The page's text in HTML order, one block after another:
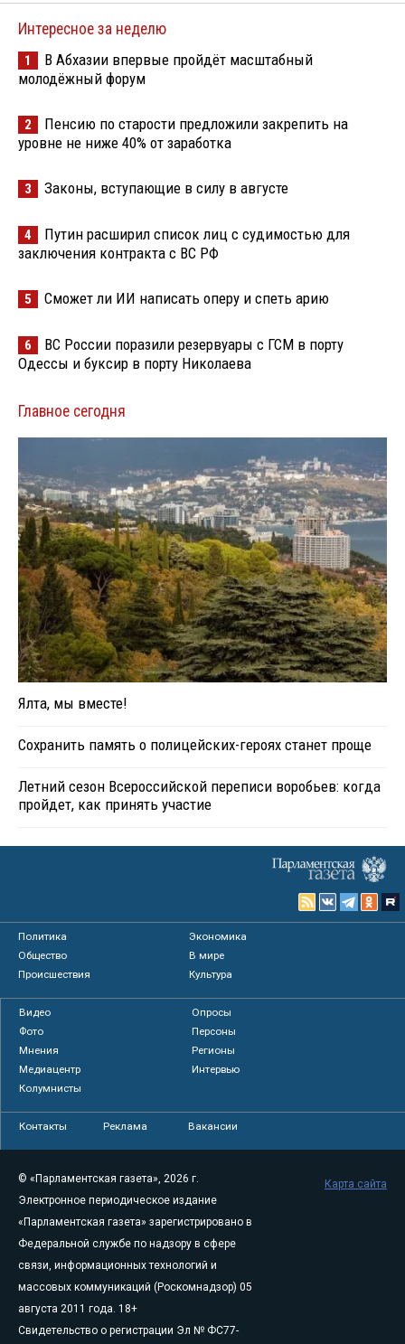
Интересное за неделю
1
В Абхазии впервые пройдёт масштабный
молодёжный форум
2
Пенсию по старости предложили закрепить на
уровне не ниже 40% от заработка
3 Законы, вступающие в силу в августе
4
Путин расширил список лиц с судимостью для
заключения контракта с ВС РФ
5 Сможет ли ИИ написать оперу и спеть арию
6
ВС России поразили резервуары с ГСМ в порту
Одессы и буксир в порту Николаева
Главное сегодня
Ялта, мы вместе!
Сохранить память о полицейских-героях станет проще
Летний сезон Всероссийской переписи воробьев: когда
пройдет, как принять участие
Политика
Экономика
Общество
В мире
Происшествия
Культура
Видео
Опросы
Фото
Персоны
Мнения
Регионы
Медиацентр
Интервью
Колумнисты
Контакты Реклама Вакансии
© «Парламентская газета», 2026 г.
Электронное периодическое издание
«Парламентская газета» зарегистрировано в
Федеральной службе по надзору в сфере
связи, информационных технологий и
массовых коммуникаций (Роскомнадзор) 05
августа 2011 года. 18+
Свидетельство о регистрации Эл № ФС77-
Карта сайта